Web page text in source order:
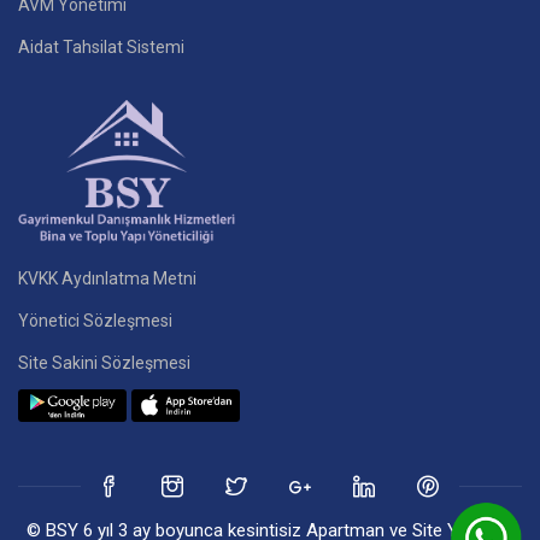
AVM Yönetimi
Aidat Tahsilat Sistemi
KVKK Aydınlatma Metni
Yönetici Sözleşmesi
Site Sakini Sözleşmesi
© BSY 6 yıl 3 ay boyunca kesintisiz Apartman ve Site Yönetim